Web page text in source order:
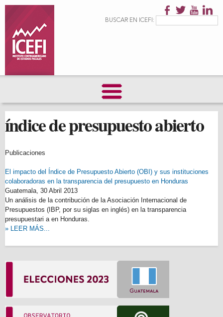
principalFormulario de
BUSCAR EN ICEFI:
índice de presupuesto abierto
Publicaciones
El impacto del Índice de Presupuesto Abierto (OBI) y sus instituciones
colaboradoras en la transparencia del presupuesto en Honduras
Guatemala, 30 Abril 2013
Un análisis de la contribución de la Asociación Internacional de
Presupuestos (IBP, por su siglas en inglés) en la transparencia
presupuestari a en Honduras.
» LEER MÁS...